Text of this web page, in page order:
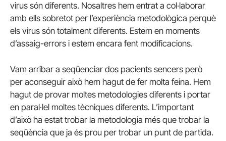
virus són diferents. Nosaltres hem entrat a col·laborar
amb ells sobretot per l’experiència metodològica perquè
els virus són totalment diferents. Estem en moments
d’assaig-errors i estem encara fent modificacions.
Vam arribar a seqüenciar dos pacients sencers però
per aconseguir això hem hagut de fer molta feina. Hem
hagut de provar moltes metodologies diferents i portar
en paral·lel moltes tècniques diferents. L’important
d’això ha estat trobar la metodologia més que trobar la
seqüència que ja és prou per trobar un punt de partida.